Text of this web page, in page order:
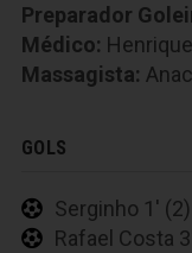
Preparador
Médico:
Massagista:
GOLS
Serginho 1' (2)
Rafael Costa